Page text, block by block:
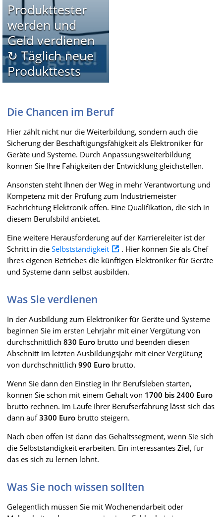
Produkttester
werden und
Geld verdienen
↻ Täglich neue
Produkttests
Die Chancen im Beruf
Hier zählt nicht nur die Weiterbildung, sondern auch die
Sicherung der Beschäftigungsfähigkeit als Elektroniker für
Geräte und Systeme. Durch Anpassungsweiterbildung
können Sie Ihre Fähigkeiten der Entwicklung gleichstellen.
Ansonsten steht Ihnen der Weg in mehr Verantwortung und
Kompetenz mit der Prüfung zum Industriemeister
Fachrichtung Elektronik offen. Eine Qualifikation, die sich in
diesem Berufsbild anbietet.
Eine weitere Herausforderung auf der Karriereleiter ist der
Schritt in die Selbstständigkeit
. Hier können Sie als Chef
Ihres eigenen Betriebes die künftigen Elektroniker für Geräte
und Systeme dann selbst ausbilden.
Was Sie verdienen
In der Ausbildung zum Elektroniker für Geräte und Systeme
beginnen Sie im ersten Lehrjahr mit einer Vergütung von
durchschnittlich 830 Euro brutto und beenden diesen
Abschnitt im letzten Ausbildungsjahr mit einer Vergütung
von durchschnittlich 990 Euro brutto.
Wenn Sie dann den Einstieg in Ihr Berufsleben starten,
können Sie schon mit einem Gehalt von 1700 bis 2400 Euro
brutto rechnen. Im Laufe Ihrer Berufserfahrung lässt sich das
dann auf3300 Euro brutto steigern.
Nach oben offen ist dann das Gehaltssegment, wenn Sie sich
die Selbstständigkeit erarbeiten. Ein interessantes Ziel, für
das es sich zu lernen lohnt.
Was Sie noch wissen sollten
Gelegentlich müssen Sie mit Wochenendarbeit oder